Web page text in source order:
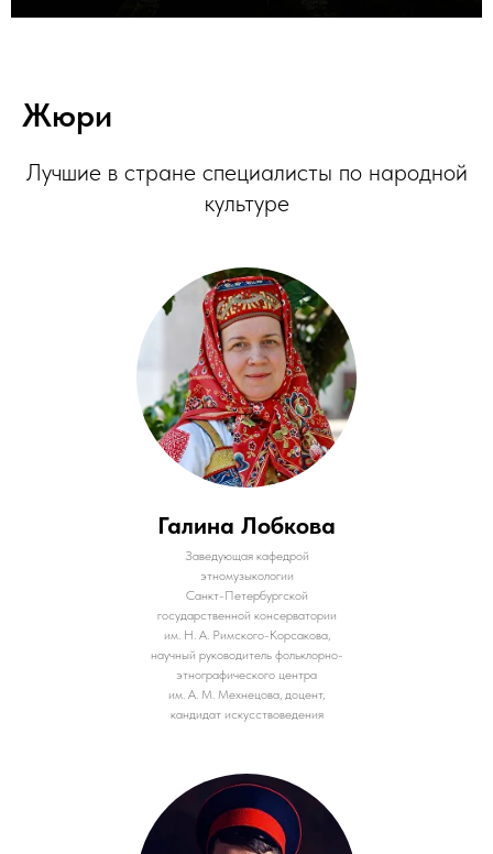
Жюри
Лучшие в стране специалисты по народной
культуре
Галина Лобкова
Заведующая кафедрой
этномузыкологии
Санкт-Петербургской
государственной консерватории
им. Н. А. Римского-Корсакова,
научный руководитель фольклорно-
этнографического центра
им. А. М. Мехнецова, доцент,
кандидат искусствоведения